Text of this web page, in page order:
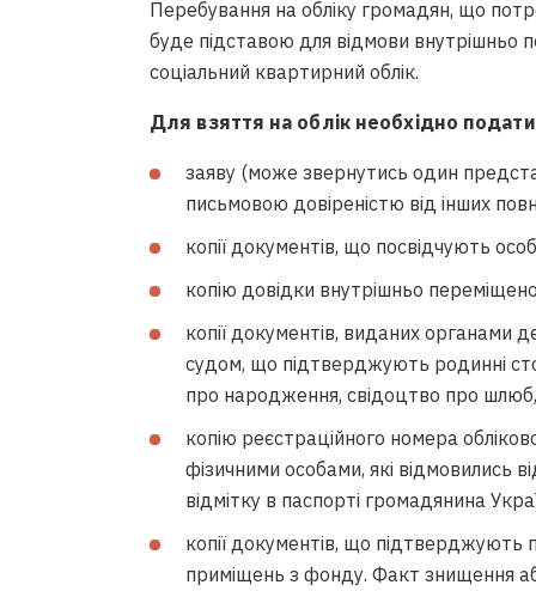
Перебування на обліку громадян, що
буде підставою для відмови внутрішньо
соціальний квартирний облік.
Для взяття на облік необхідно
заяву (може звернутись один
письмовою довіреністю від інших
копії документів, що посвідчують
копію довідки внутрішньо
копії документів, виданих органами
судом, що підтверджують родинні
про народження, свідоцтво про шлюб,
копію реєстраційного номера
фізичними особами, які відмовились
відмітку в паспорті громадянина
копії документів, що підтверджують
приміщень з фонду. Факт знищення